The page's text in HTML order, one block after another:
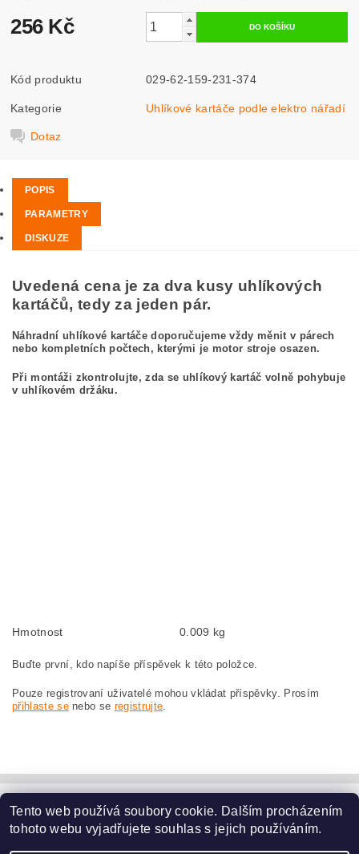
256 Kč
Kód produktu 029-62-159-231-374
Kategorie Uhlíkové kartáče podle elektro nářadí
Dotaz
POPIS
PARAMETRY
DISKUZE
Uvedená cena je za dva kusy uhlíkových
kartáčů, tedy za jeden pár.
Náhradní uhlíkové kartáče doporučujeme vždy měnit v párech
nebo kompletních počtech, kterými je motor stroje osazen.
Při montáži zkontrolujte, zda se uhlíkový kartáč volně pohybuje
v uhlíkovém držáku.
Hmotnost 0.009 kg
Buďte první, kdo napíše příspěvek k této položce.
Pouze registrovaní uživatelé mohou vkládat příspěvky. Prosím
přihlaste senebo se registrujte.
www.dodilny.cz
Tento web používá soubory cookie. Dalším procházením
tohoto webu vyjadřujete souhlas s jejich používáním.